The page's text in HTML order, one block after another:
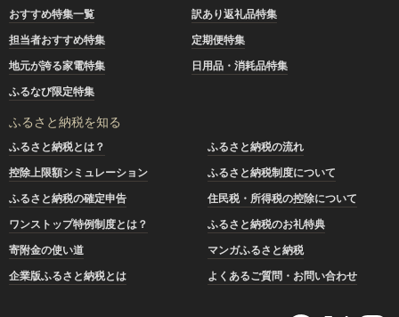
おすすめ特集一覧
訳あり返礼品特集
担当者おすすめ特集
定期便特集
地元が誇る家電特集
日用品・消耗品特集
ふるなび限定特集
ふるさと納税を知る
ふるさと納税とは？
ふるさと納税の流れ
控除上限額シミュレーション
ふるさと納税制度について
ふるさと納税の確定申告
住民税・所得税の控除について
ワンストップ特例制度とは？
ふるさと納税のお礼特典
寄附金の使い道
マンガふるさと納税
企業版ふるさと納税とは
よくあるご質問・お問い合わせ